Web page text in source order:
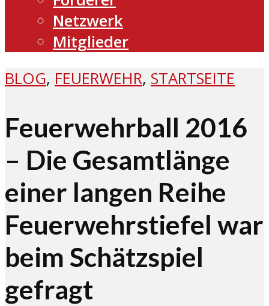
Netzwerk
Mitglieder
BLOG, FEUERWEHR, STARTSEITE
Feuerwehrball 2016
– Die Gesamtlänge
einer langen Reihe
Feuerwehrstiefel war
beim Schätzspiel
gefragt